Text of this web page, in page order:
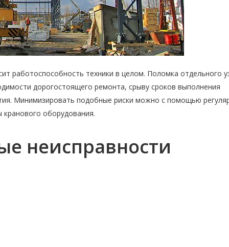
работоспособность техники в целом. Поломка отдельного
дорогостоящего ремонта, срыву сроков выполнения
Минимизировать подобные риски можно с помощью
оборудования.
неисправности